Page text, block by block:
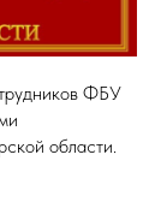
ФБУ
области.